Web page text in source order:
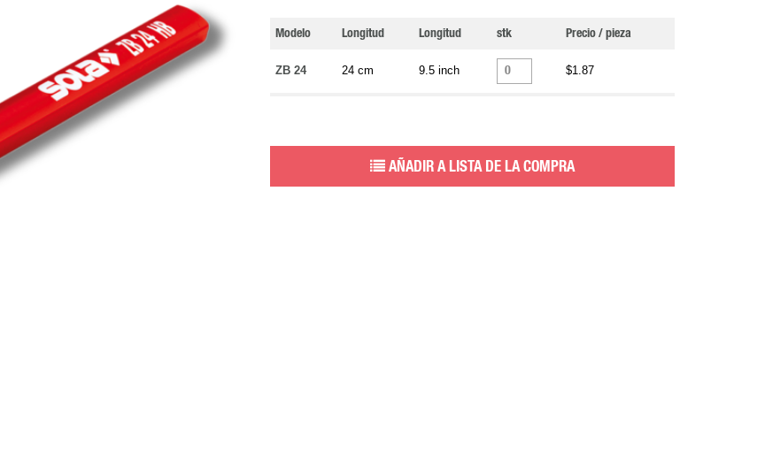
Modelo Longitud Longitud stk Precio / pieza
ZB 24 24 cm 9.5 inch $1.87
AÑADIR A LISTA DE LA COMPRA